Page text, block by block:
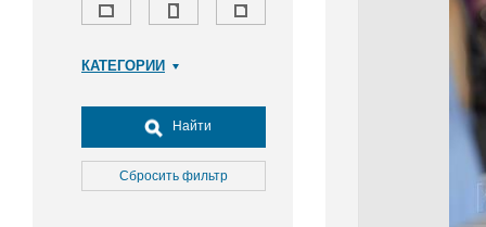
КАТЕГОРИИ
Досуг, туризм и отдых
Культура
Медицина
Найти
Сбросить фильтр